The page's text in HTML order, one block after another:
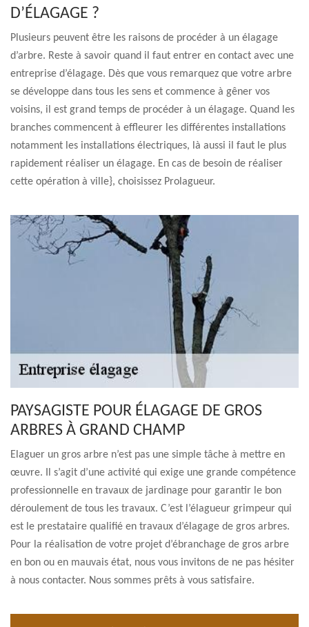
D’ÉLAGAGE ?
Plusieurs peuvent être les raisons de procéder à un élagage
d’arbre. Reste à savoir quand il faut entrer en contact avec une
entreprise d’élagage. Dès que vous remarquez que votre arbre
se développe dans tous les sens et commence à gêner vos
voisins, il est grand temps de procéder à un élagage. Quand les
branches commencent à effleurer les différentes installations
notamment les installations électriques, là aussi il faut le plus
rapidement réaliser un élagage. En cas de besoin de réaliser
cette opération à ville}, choisissez Prolagueur.
PAYSAGISTE POUR ÉLAGAGE DE GROS
ARBRES À GRAND CHAMP
Elaguer un gros arbre n’est pas une simple tâche à mettre en
œuvre. Il s’agit d’une activité qui exige une grande compétence
professionnelle en travaux de jardinage pour garantir le bon
déroulement de tous les travaux. C’est l’élagueur grimpeur qui
est le prestataire qualifié en travaux d’élagage de gros arbres.
Pour la réalisation de votre projet d’ébranchage de gros arbre
en bon ou en mauvais état, nous vous invitons de ne pas hésiter
à nous contacter. Nous sommes prêts à vous satisfaire.